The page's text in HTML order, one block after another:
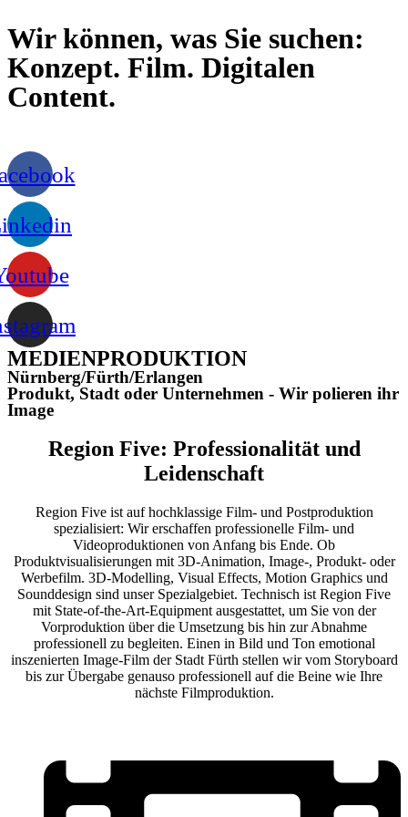
Wir können, was Sie suchen:
Konzept. Film. Digitalen
Content.
MEDIENPRODUKTION
Nürnberg/Fürth/Erlangen
Produkt, Stadt oder Unternehmen - Wir polieren ihr
Image
Region Five: Professionalität und
Leidenschaft
Region Five ist auf hochklassige Film- und Postproduktion
spezialisiert: Wir erschaffen professionelle Film- und
Videoproduktionen von Anfang bis Ende. Ob
Produktvisualisierungen mit 3D-Animation, Image-, Produkt- oder
Werbefilm. 3D-Modelling, Visual Effects, Motion Graphics und
Sounddesign sind unser Spezialgebiet. Technisch ist Region Five
mit State-of-the-Art-Equipment ausgestattet, um Sie von der
Vorproduktion über die Umsetzung bis hin zur Abnahme
professionell zu begleiten. Einen in Bild und Ton emotional
inszenierten Image-Film der Stadt Fürth stellen wir vom Storyboard
bis zur Übergabe genauso professionell auf die Beine wie Ihre
nächste Filmproduktion.